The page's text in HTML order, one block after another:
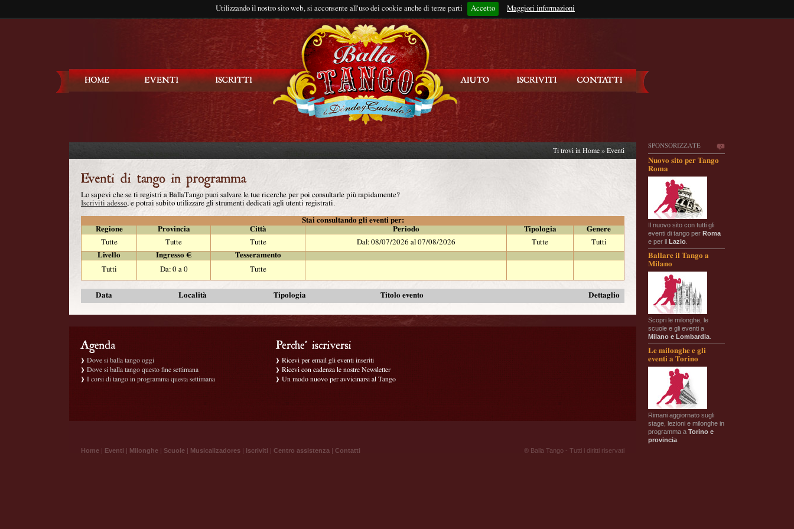
Utilizzando il nostro sito web, si acconsente all'uso dei cookie anche di terze parti Accetto Maggiori informazioni
Rimani connesso?
SPONSORIZZATE
Nuovo sito per Tango
Roma
Il nuovo sito con tutti gli
eventi di tango per Roma
e per il Lazio
Ballare il Tango a
Milano
Scopri le milonghe, le
scuole e gli eventi a
Milano e Lombardia
Le milonghe e gli
eventi a Torino
Rimani aggiornato sugli
stage, lezioni e milonghe in
programma a Torino e
provincia
Ti trovi in Home » Eventi
Lo sapevi che se ti registri a BallaTango puoi salvare le tue ricerche per poi consultarle più rapidamente?
Iscriviti adesso, e potrai subito utilizzare gli strumenti dedicati agli utenti registrati.
Stai consultando gli eventi per:
Regione
Provincia Città Periodo Tipologia
Genere
Tutte
Tutte Tutte Dal: 08/07/2026 al 07/08/2026 Tutte
Tutti
Livello
Ingresso €
Tesseramento
Tutti
Da: 0 a 0 Tutte
Data Località Tipologia Titolo evento Dettaglio
Dove si balla tango oggi
Dove si balla tango questo fine settimana
I corsi di tango in programma questa settimana
Ricevi per email gli eventi inseriti
Ricevi con cadenza le nostre Newsletter
Un modo nuovo per avvicinarsi al Tango
Home | Eventi | Milonghe | Scuole | Musicalizadores | Iscriviti | Centro assistenza | Contatti ® Balla Tango - Tutti i diritti riservati